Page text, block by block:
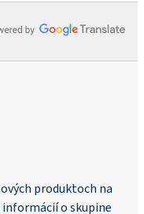
produktoch na
o skupine